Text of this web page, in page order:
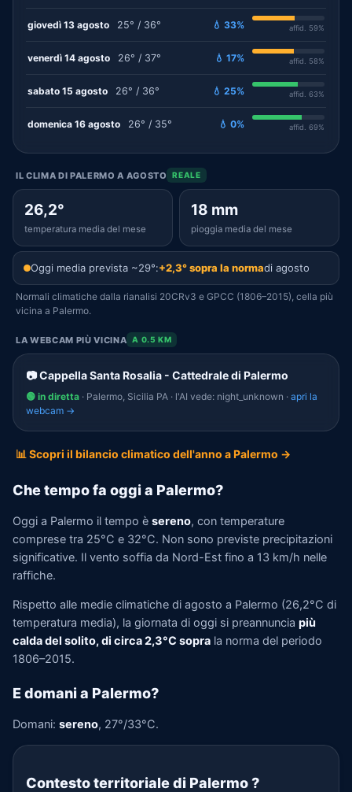
giovedì 13 agosto 25° / 36° 💧 33% affid. 59%
venerdì 14 agosto 26° / 37° 💧 17% affid. 58%
sabato 15 agosto 26° / 36° 💧 25% affid. 63%
domenica 16 agosto 26° / 35° 💧 0% affid. 69%
IL CLIMA DI PALERMO A AGOSTO REALE
26,2°
temperatura media del mese
18 mm
pioggia media del mese
Oggi media prevista ~29°:+2,3° sopra la normadi agosto
Normali climatiche dalla rianalisi 20CRv3 e GPCC (1806–2015), cella più
vicina a Palermo.
LA WEBCAM PIÙ VICINA A 0.5 KM
📷 Cappella Santa Rosalia - Cattedrale di Palermo
🟢 in diretta · Palermo, Sicilia PA · l'AI vede: night_unknown · apri la
webcam →
📊 Scopri il bilancio climatico dell'anno a Palermo →
Che tempo fa oggi a Palermo?
Oggi a Palermo il tempo è sereno, con temperature
comprese tra 25°C e 32°C. Non sono previste precipitazioni
significative. Il vento soffia da Nord-Est fino a 13 km/h nelle
raffiche.
Rispetto alle medie climatiche di agosto a Palermo (26,2°C di
temperatura media), la giornata di oggi si preannuncia più
calda del solito, di circa 2,3°C sopra la norma del periodo
1806–2015.
E domani a Palermo?
Domani: sereno, 27°/33°C.
Contesto territoriale di Palermo?